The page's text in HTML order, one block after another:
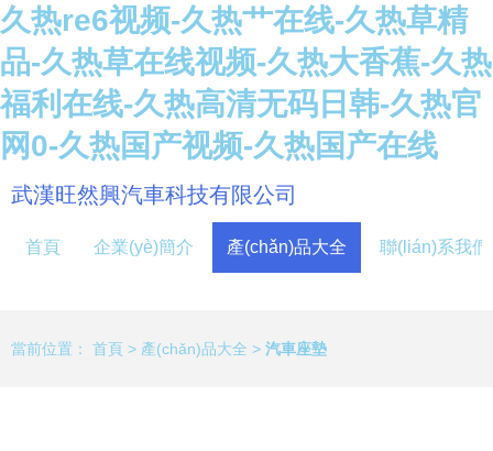
久热re6视频-久热艹在线-久热草精
品-久热草在线视频-久热大香蕉-久热
福利在线-久热高清无码日韩-久热官
网0-久热国产视频-久热国产在线
武漢旺然興汽車科技有限公司
首頁 企業(yè)簡介 產(chǎn)品大全 聯(lián)系我們
當前位置： 首頁 > 產(chǎn)品大全 > 汽車座墊